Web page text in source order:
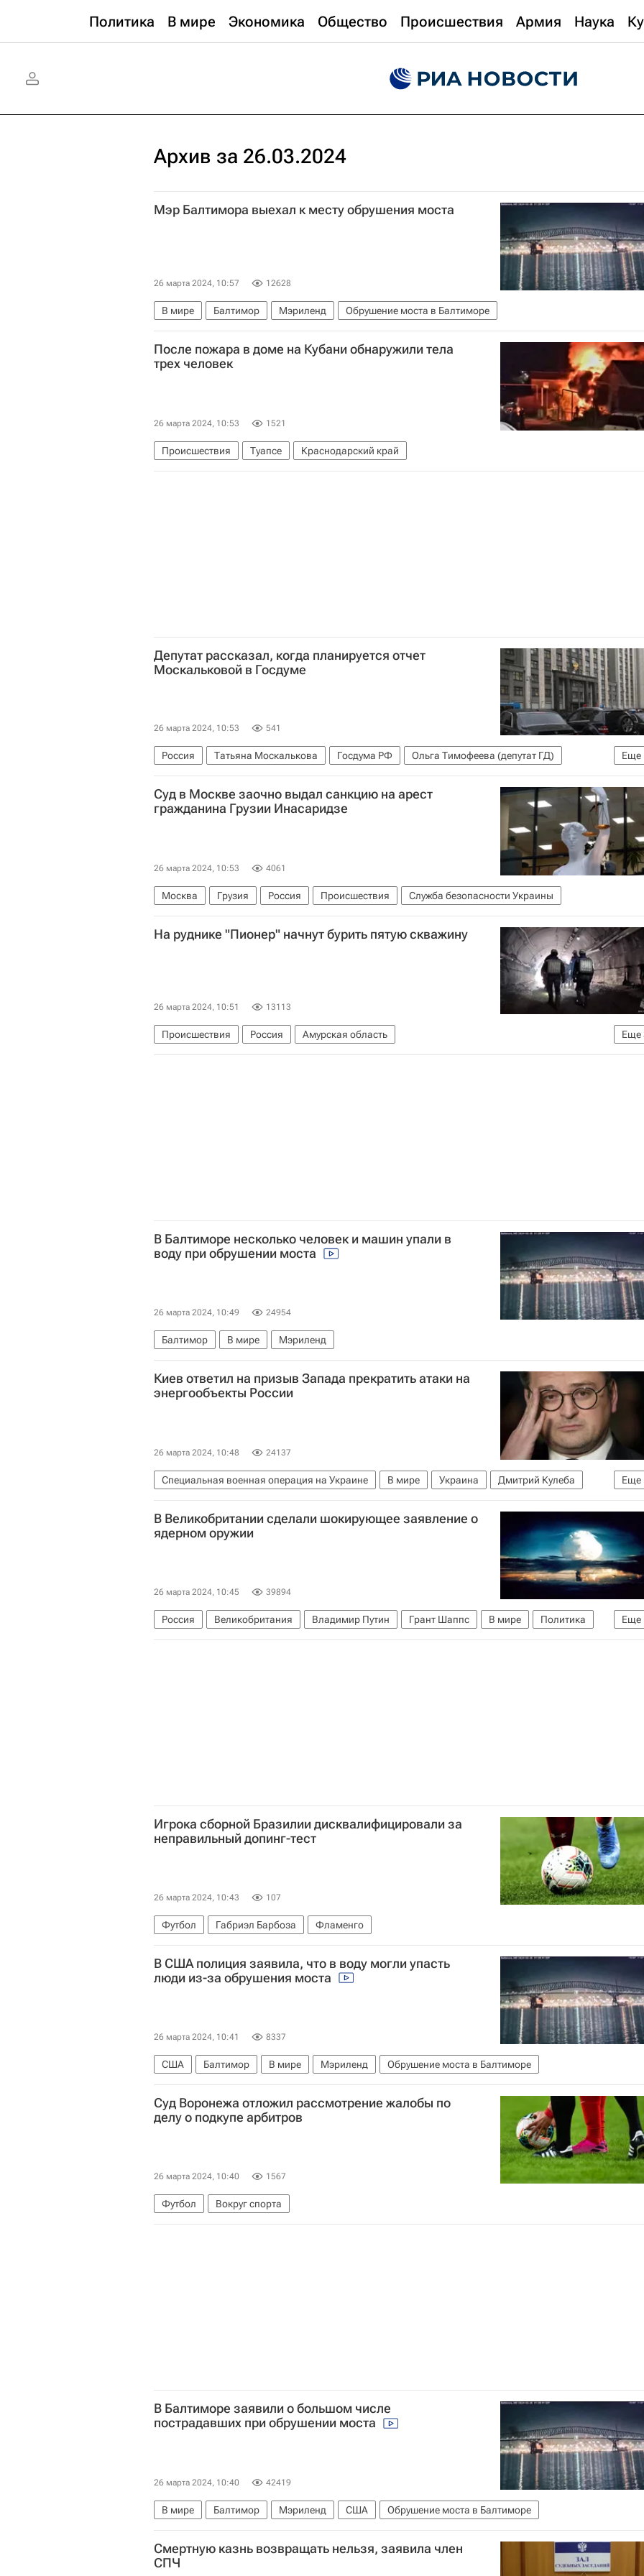
Политика В мире Экономика Общество Происшествия Армия Наука
Архив за 26.03.2024
Мэр Балтимора выехал к месту обрушения моста
26 марта 2024, 10:57 12628
В мире Балтимор Мэриленд Обрушение моста в Балтиморе
После пожара в доме на Кубани обнаружили тела
трех человек
26 марта 2024, 10:53 1521
Происшествия Туапсе Краснодарский край
Депутат рассказал, когда планируется отчет
Москальковой в Госдуме
26 марта 2024, 10:53 541
Еще
Россия Татьяна Москалькова Госдума РФ
Ольга Тимофеева (депутат ГД)
Политика
Суд в Москве заочно выдал санкцию на арест
гражданина Грузии Инасаридзе
26 марта 2024, 10:53 4061
Москва Грузия Россия Происшествия Служба безопасности Украины
На руднике "Пионер" начнут бурить пятую скважину
26 марта 2024, 10:51 13113
Еще
Происшествия Россия
Амурская область
МЧС России (Министерство РФ по делам гражданской обороны, чрезвычайным ситуациям и ликвидации последствий стихийных бедствий)
В Балтиморе несколько человек и машин упали в
воду при обрушении моста
26 марта 2024, 10:49 24954
Балтимор В мире Мэриленд
Киев ответил на призыв Запада прекратить атаки на
энергообъекты России
26 марта 2024, 10:48 24137
Еще
Специальная военная операция на Украине В мире Украина
Дмитрий Кулеба
США
В Великобритании сделали шокирующее заявление о
ядерном оружии
26 марта 2024, 10:45 39894
Еще
Россия Великобритания Владимир Путин Грант Шаппс В мире
Политика
Ядерное оружие
Игрока сборной Бразилии дисквалифицировали за
неправильный допинг-тест
26 марта 2024, 10:43 107
Футбол Габриэл Барбоза Фламенго
В США полиция заявила, что в воду могли упасть
люди из-за обрушения моста
26 марта 2024, 10:41 8337
США Балтимор В мире Мэриленд Обрушение моста в Балтиморе
Суд Воронежа отложил рассмотрение жалобы по
делу о подкупе арбитров
26 марта 2024, 10:40 1567
Футбол Вокруг спорта
В Балтиморе заявили о большом числе
пострадавших при обрушении моста
26 марта 2024, 10:40 42419
В мире Балтимор Мэриленд США Обрушение моста в Балтиморе
Смертную казнь возвращать нельзя, заявила член
СПЧ